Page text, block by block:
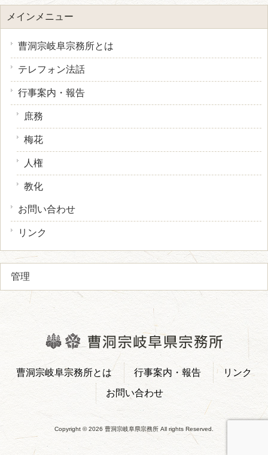
メインメニュー
曹洞宗岐阜宗務所とは
テレフォン法話
行事案内・報告
庶務
梅花
人権
教化
お問い合わせ
リンク
管理
曹洞宗岐阜宗務所とは 行事案内・報告
リンク
お問い合わせ
Copyright © 2026 曹洞宗岐阜県宗務所 All rights Reserved.